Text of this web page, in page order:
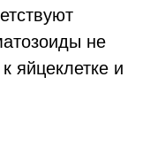
не
яйцеклетке и